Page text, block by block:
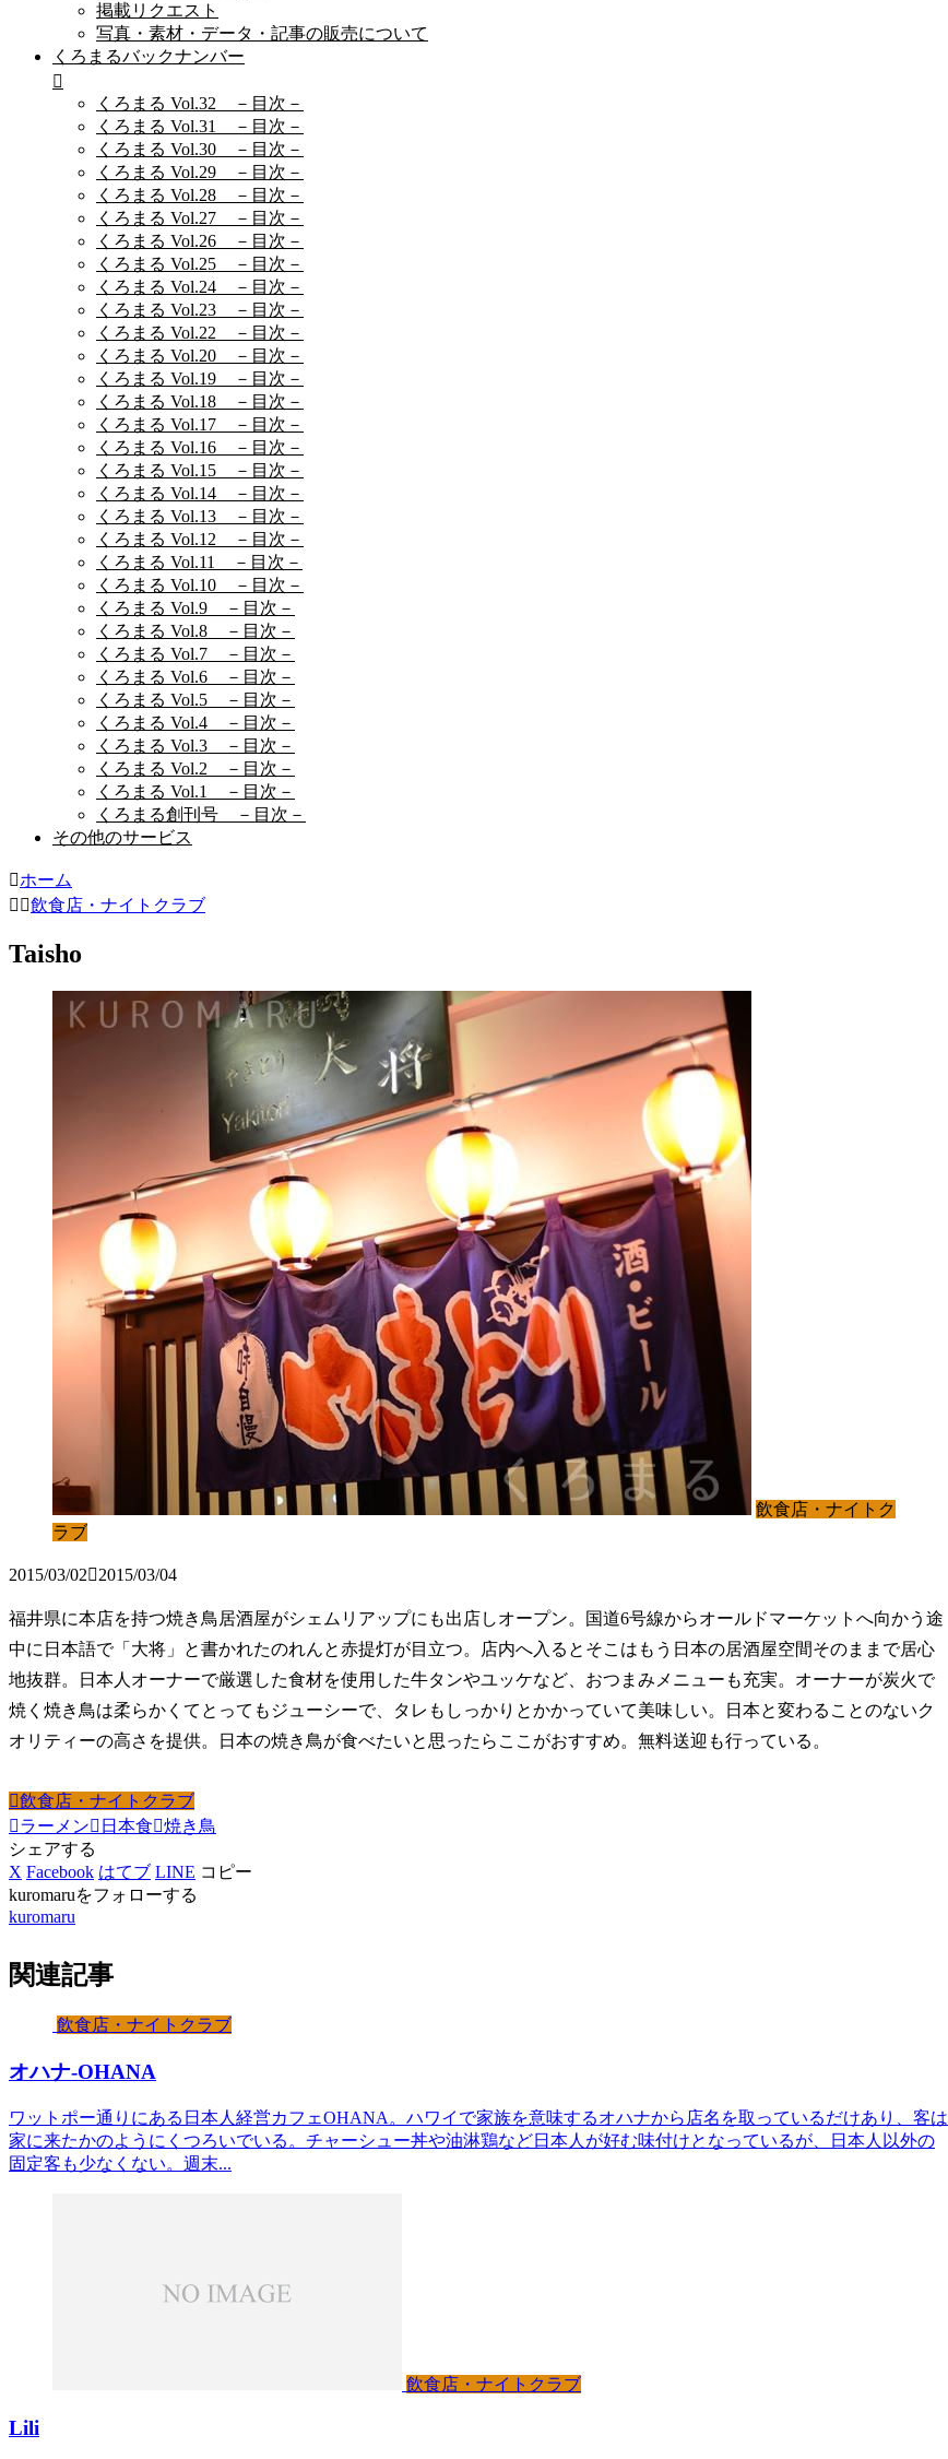
掲載リクエスト
写真・素材・データ・記事の販売について
くろまるバックナンバー
くろまる Vol.32 －目次－
くろまる Vol.31 －目次－
くろまる Vol.30 －目次－
くろまる Vol.29 －目次－
くろまる Vol.28 －目次－
くろまる Vol.27 －目次－
くろまる Vol.26 －目次－
くろまる Vol.25 －目次－
くろまる Vol.24 －目次－
くろまる Vol.23 －目次－
くろまる Vol.22 －目次－
くろまる Vol.20 －目次－
くろまる Vol.19 －目次－
くろまる Vol.18 －目次－
くろまる Vol.17 －目次－
くろまる Vol.16 －目次－
くろまる Vol.15 －目次－
くろまる Vol.14 －目次－
くろまる Vol.13 －目次－
くろまる Vol.12 －目次－
くろまる Vol.11 －目次－
くろまる Vol.10 －目次－
くろまる Vol.9 －目次－
くろまる Vol.8 －目次－
くろまる Vol.7 －目次－
くろまる Vol.6 －目次－
くろまる Vol.5 －目次－
くろまる Vol.4 －目次－
くろまる Vol.3 －目次－
くろまる Vol.2 －目次－
くろまる Vol.1 －目次－
くろまる創刊号 －目次－
その他のサービス
ホーム
飲食店・ナイトクラブ
Taisho
飲食店・ナイトク
ラブ
2015/03/02 2015/03/04
福井県に本店を持つ焼き鳥居酒屋がシェムリアップにも出店しオープン。国道6号線からオールドマーケットへ向かう途
中に日本語で「大将」と書かれたのれんと赤提灯が目立つ。店内へ入るとそこはもう日本の居酒屋空間そのままで居心
地抜群。日本人オーナーで厳選した食材を使用した牛タンやユッケなど、おつまみメニューも充実。オーナーが炭火で
焼く焼き鳥は柔らかくてとってもジューシーで、タレもしっかりとかかっていて美味しい。日本と変わることのないク
オリティーの高さを提供。日本の焼き鳥が食べたいと思ったらここがおすすめ。無料送迎も行っている。
飲食店・ナイトクラブ
ラーメン
日本食
焼き鳥
シェアする
X Facebook はてブ LINE コピー
kuromaruをフォローする
kuromaru
関連記事
飲食店・ナイトクラブ
オハナ-OHANA
ワットポー通りにある日本人経営カフェOHANA。ハワイで家族を意味するオハナから店名を取っているだけあり、客は
家に来たかのようにくつろいでいる。チャーシュー丼や油淋鶏など日本人が好む味付けとなっているが、日本人以外の
固定客も少なくない。週末...
飲食店・ナイトクラブ
Lili